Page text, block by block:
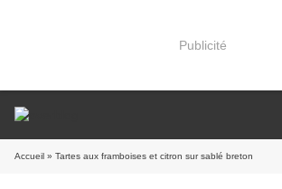
Publicité
Accueil » Tartes aux framboises et citron sur sablé breton